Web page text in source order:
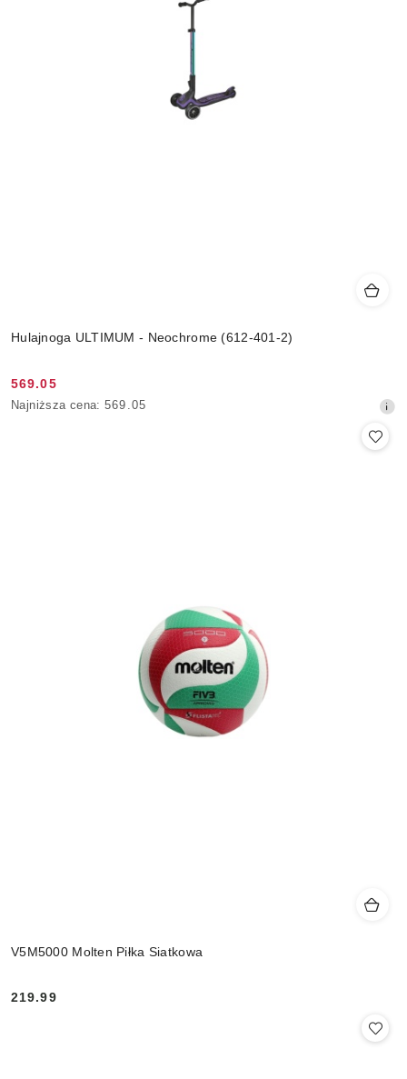
Hulajnoga ULTIMUM - Neochrome (612-401-2)
Cena
promocyjna:
569.05
Najniższa
Najniższa cena: 569.05
V5M5000 Molten Piłka Siatkowa
Cena:
219.99